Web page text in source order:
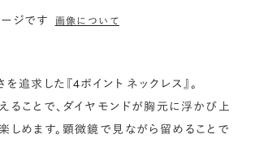
ジです 画像について
追求した『4ポイント ネックレス』。
ることで、ダイヤモンドが胸元に浮かび上
しめます。顕微鏡で見ながら留めることで